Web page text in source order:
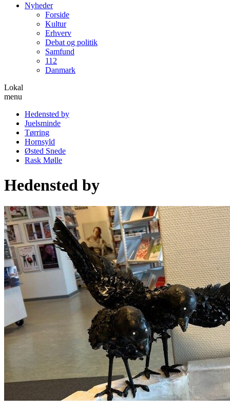
Nyheder
Forside
Kultur
Erhverv
Debat og politik
Samfund
112
Danmark
Lokal
menu
Hedensted by
Juelsminde
Tørring
Hornsyld
Østed Snede
Rask Mølle
Hedensted by